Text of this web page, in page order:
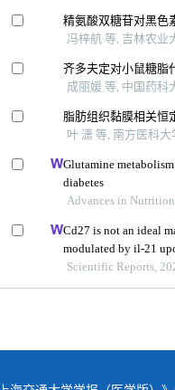
精氨酸双糖苷对黑色
冯梓航 等, 吉林农业
齐多夫定对小鼠糖脂
成丽媛 等, 中国药科
脂肪组织黏膜相关恒
叶 潇 等, 南方医科大
Glutamine
diabetes
Advances in
Cd27 is not an ideal
modulated by il-21
Scientific Reports,